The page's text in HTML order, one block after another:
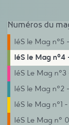
Numéros du
IéS le Mag
IéS le Mag n°4
IéS Le Mag
IéS le Mag n°2
IéS le Mag n°1
IéS Le Mag n°